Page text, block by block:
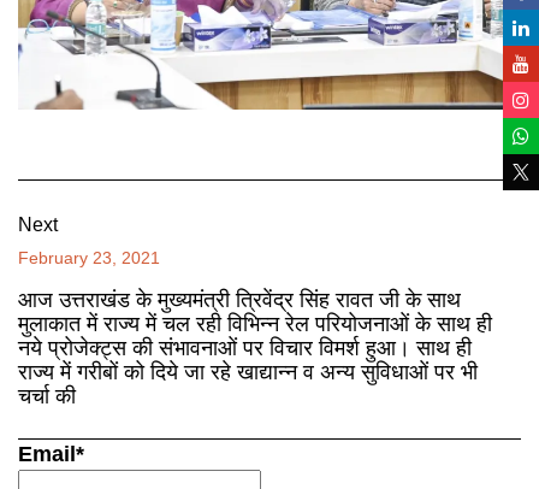
Next
February 23, 2021
आज उत्तराखंड के मुख्यमंत्री त्रिवेंद्र सिंह रावत जी के साथ
मुलाकात में राज्य में चल रही विभिन्न रेल परियोजनाओं के साथ ही
नये प्रोजेक्ट्स की संभावनाओं पर विचार विमर्श हुआ। साथ ही
राज्य में गरीबों को दिये जा रहे खाद्यान्न व अन्य सुविधाओं पर भी
चर्चा की
Email*